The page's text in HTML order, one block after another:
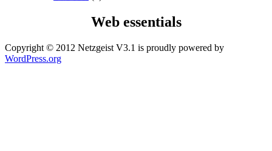
Web essentials
Copyright © 2012 Netzgeist V3.1 is proudly powered by
WordPress.org